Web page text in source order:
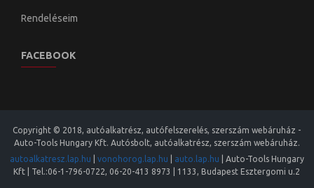
Rendeléseim
FACEBOOK
Copyright © 2018, autóalkatrész, autófelszerelés, szerszám webáruház -
Auto-Tools Hungary Kft. Autósbolt, autóalkatrész, szerszám webáruház.
autoalkatresz.lap.hu
vonohorog.lap.hu auto.lap.hu
Auto-Tools Hungary
Kft | Tel.:06-1-796-0722, 06-20-413 8973 1133,Budapest Esztergomi u.2